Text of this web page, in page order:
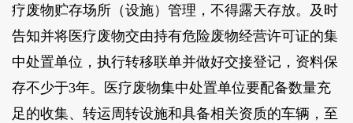
疗废物贮存场所（设施）管理，不得露天存放。及时
告知并将医疗废物交由持有危险废物经营许可证的集
中处置单位，执行转移联单并做好交接登记，资料保
存不少于3年。医疗废物集中处置单位要配备数量充
足的收集、转运周转设施和具备相关资质的车辆，至